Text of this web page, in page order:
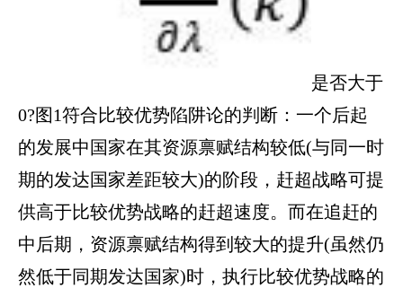
是否大于
0?图1符合比较优势陷阱论的判断：一个后起
的发展中国家在其资源禀赋结构较低(与同一时
期的发达国家差距较大)的阶段，赶超战略可提
供高于比较优势战略的赶超速度。而在追赶的
中后期，资源禀赋结构得到较大的提升(虽然仍
然低于同期发达国家)时，执行比较优势战略的